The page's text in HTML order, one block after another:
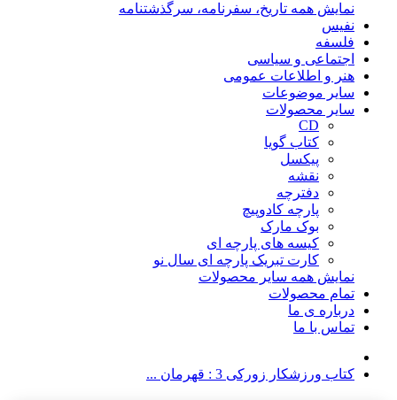
نمایش همه تاریخ، سفرنامه، سرگذشتنامه
نفیس
فلسفه
اجتماعی و سیاسی
هنر و اطلاعات عمومی
سایر موضوعات
سایر محصولات
CD
کتاب گویا
پیکسل
نقشه
دفترچه
پارچه کادوپیچ
بوک مارک
کیسه های پارچه ای
کارت تبریک پارچه ای سال نو
نمایش همه سایر محصولات
تمام محصولات
درباره ی ما
تماس با ما
کتاب ورزشکار زورکی 3 : قهرمان ...